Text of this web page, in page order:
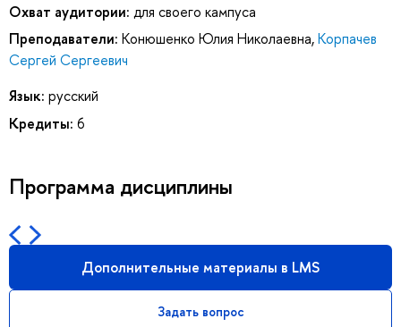
Охват аудитории: для своего кампуса
Преподаватели: Конюшенко Юлия Николаевна,Корпачев
Сергей Сергеевич
Язык: русский
Кредиты: 6
Программа дисциплины
Дополнительные материалы в LMS
Задать вопрос